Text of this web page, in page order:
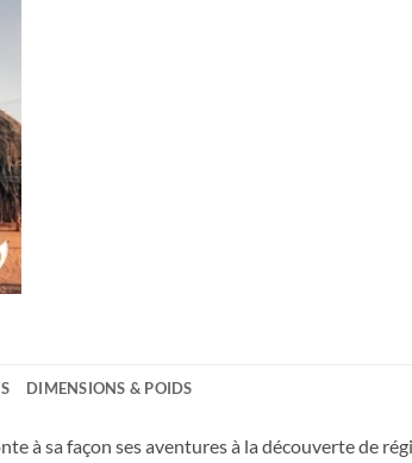
DIMENSIONS & POIDS
à sa façon ses aventures à la découverte de